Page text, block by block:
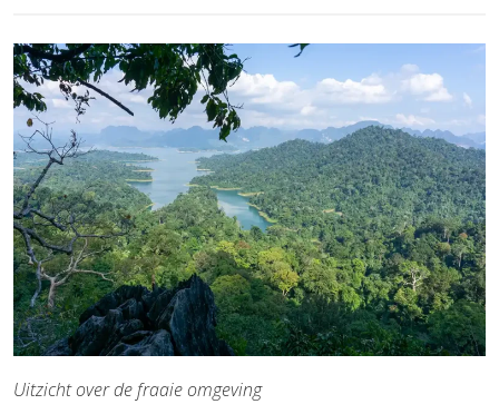
Uitzicht over de fraaie omgeving